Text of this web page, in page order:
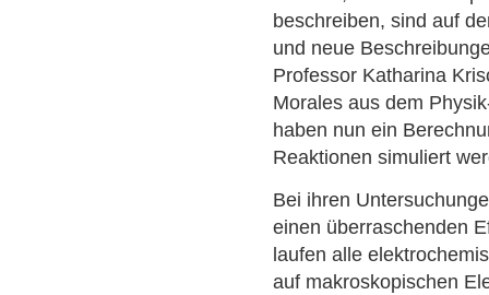
beschreiben, sind auf
und neue
Professor Katharina
Morales aus dem
haben nun ein
Reaktionen simuliert
Bei ihren
einen überraschenden
laufen alle
auf makroskopischen